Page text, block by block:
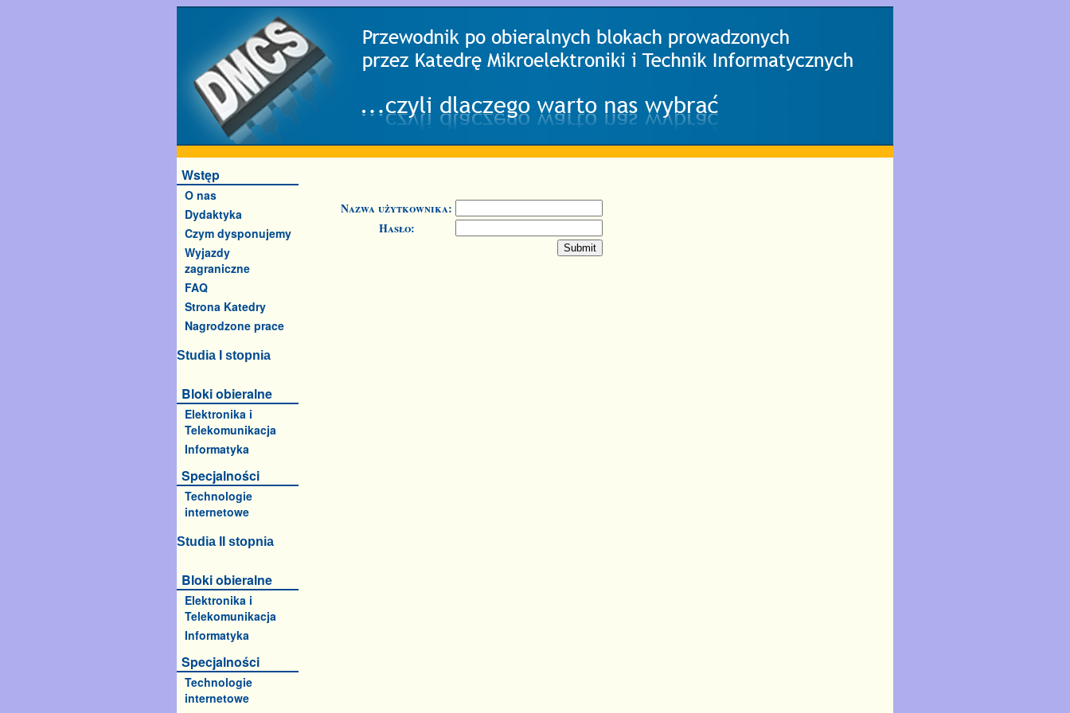
Wstęp
O nas
Dydaktyka
Czym dysponujemy
Wyjazdy
zagraniczne
FAQ
Strona Katedry
Nagrodzone prace
Studia I stopnia
Bloki obieralne
Elektronika i
Telekomunikacja
Informatyka
Specjalności
Technologie
internetowe
Studia II stopnia
Bloki obieralne
Elektronika i
Telekomunikacja
Informatyka
Specjalności
Technologie
internetowe
Nazwa użytkownika:
Hasło: